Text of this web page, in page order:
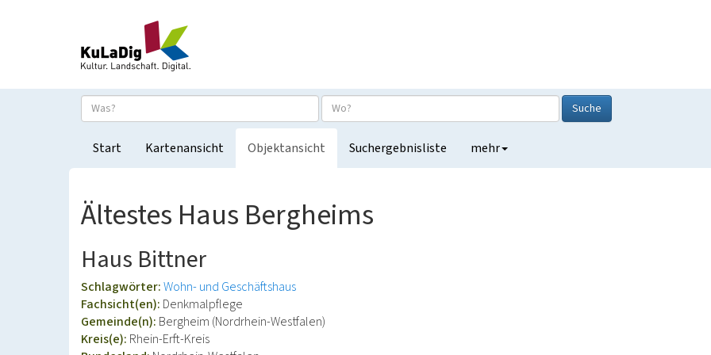
Suche
Start Kartenansicht Objektansicht Suchergebnisliste mehr
Ältestes Haus Bergheims
Haus Bittner
Schlagwörter:Wohn- und Geschäftshaus
Fachsicht(en): Denkmalpflege
Gemeinde(n): Bergheim (Nordrhein-Westfalen)
Kreis(e): Rhein-Erft-Kreis